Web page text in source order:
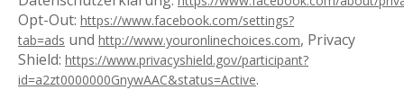
Opt-Out: https://www.facebook.com/settings?
tab=ads und http://www.youronlinechoices.com, Privacy
Shield: https://www.privacyshield.gov/participant?
id=a2zt0000000GnywAAC&status=Active.